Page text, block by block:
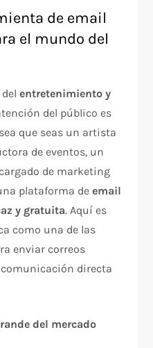
de email
el mundo del
delentretenimiento y
del público es
que seas un artista
de eventos, un
de marketing
plataforma deemail
y gratuita. Aquí es
como una de las
enviar correos
directa
del mercado